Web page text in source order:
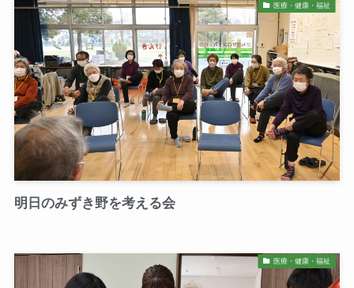
医療・健康・福祉
明日のみずき野を考える会
医療・健康・福祉